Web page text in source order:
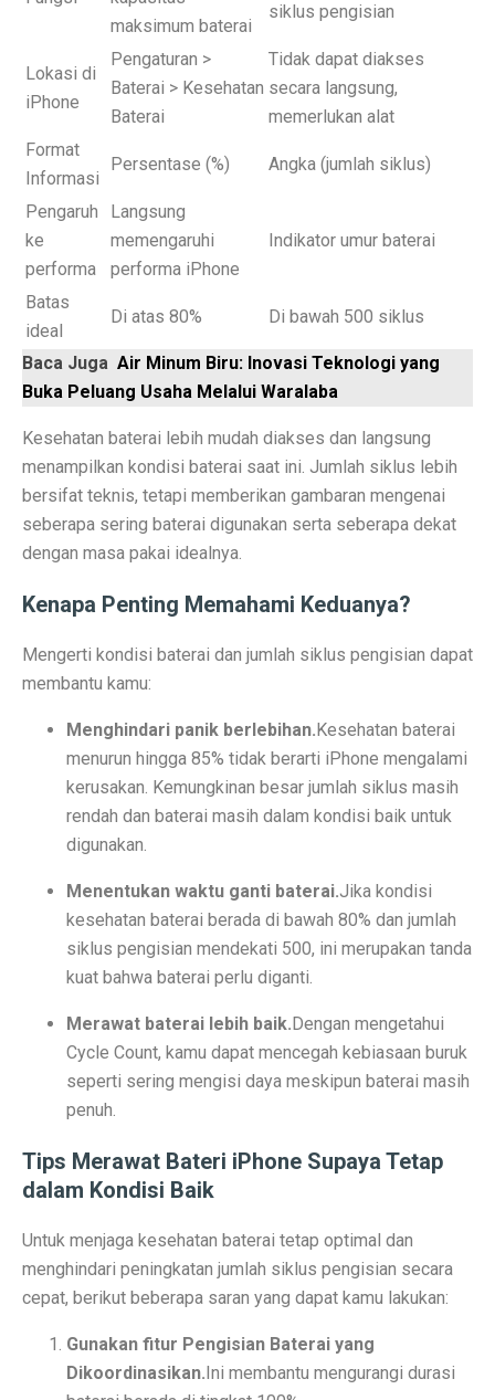
WIFI, TLKM dan DSSA Bersaing di Lelang
Lomba Pesawat Tempur Generasi Kelima Dimulai,
5 Fakta Menarik Kota Gjirokastër, Penuh Bangunan
Era Baru TKDN: Menggabungkan Deregulasi dan
Penelitian: Asam Laut Meningkat, Pengaruh pada Gigi
Apa Itu Obesitas Sentral? Waspada Perut Buncit!
Apa Itu ‘Bayi Karnivora’? Tren Mencurigakan dari
5 Fakta Penting Sebelum Pasar Dibuka
Unduh Lagu Waste No Time (OST Asmara Gen Z)
Spesifikasi dan Harga Mitsubishi Pajero Sport
Rekomendasi Teknikal Saham ASSA, ARCI, BWPT
Strategi Buffett: Kelola Uang Tanpa Rugi di 2025
Cara Jadi Jutawan ala Charlie Munger: 7 Langkah
Indeks Tabungan Konsumen Tumbuh Lemah di
Ramalan Zodiak Libra dan Scorpio 2 Oktober 2025:
Sentimen Konsumen Menurun: Indeks Kepercayaan
Ramalan Jawa: 7 Weton Siap Bawa Kekayaan di
Semua Weton Jawa Beruntung! Energi Rezeki
7 Jenis Pembelian yang Masih Terasa Memboroskan
Angkutan Barang Udara Menurun, Harga Tinggi Jadi
Pemprov Jabar Jamin Rp 50 Triliun BGN Tetap di
Saham Ayam Goreng Salim (FAST) Melonjak Dua
Ramalan Zodiak Aquarius dan Pisces 2 Oktober 2025:
maksimum baterai
siklus pengisian
Lokasi di
iPhone
Pengaturan >
Baterai > Kesehatan
Baterai
Tidak dapat diakses
secara langsung,
memerlukan alat
Format
Informasi
Persentase (%) Angka (jumlah siklus)
Pengaruh
ke
performa
Langsung
memengaruhi
performa iPhone
Indikator umur baterai
Batas
ideal
Di atas 80% Di bawah 500 siklus
Baca Juga Air Minum Biru: Inovasi Teknologi yang
Buka Peluang Usaha Melalui Waralaba
Kesehatan baterai lebih mudah diakses dan langsung
menampilkan kondisi baterai saat ini. Jumlah siklus lebih
bersifat teknis, tetapi memberikan gambaran mengenai
seberapa sering baterai digunakan serta seberapa dekat
dengan masa pakai idealnya.
Kenapa Penting Memahami Keduanya?
Mengerti kondisi baterai dan jumlah siklus pengisian dapat
membantu kamu:
Menghindari panik berlebihan. Kesehatan baterai
menurun hingga 85% tidak berarti iPhone mengalami
kerusakan. Kemungkinan besar jumlah siklus masih
rendah dan baterai masih dalam kondisi baik untuk
digunakan.
Menentukan waktu ganti baterai.Jika kondisi
kesehatan baterai berada di bawah 80% dan jumlah
siklus pengisian mendekati 500, ini merupakan tanda
kuat bahwa baterai perlu diganti.
Merawat baterai lebih baik. Dengan mengetahui
Cycle Count, kamu dapat mencegah kebiasaan buruk
seperti sering mengisi daya meskipun baterai masih
penuh.
Tips Merawat Bateri iPhone Supaya Tetap
dalam Kondisi Baik
Untuk menjaga kesehatan baterai tetap optimal dan
menghindari peningkatan jumlah siklus pengisian secara
cepat, berikut beberapa saran yang dapat kamu lakukan:
Gunakan fitur Pengisian Baterai yang
Dikoordinasikan. Ini membantu mengurangi durasi